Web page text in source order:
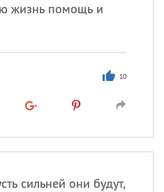
жизнь помощь и
10
сильней они будут,